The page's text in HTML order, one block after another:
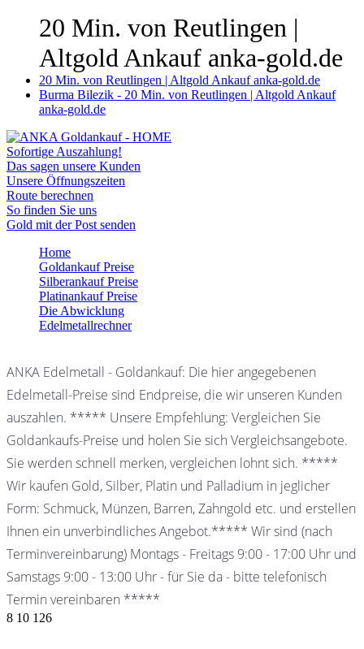
20 Min. von Reutlingen |
Altgold Ankauf anka-gold.de
20 Min. von Reutlingen | Altgold Ankauf anka-gold.de
Burma Bilezik - 20 Min. von Reutlingen | Altgold Ankauf
anka-gold.de
Sofortige Auszahlung!
Das sagen unsere Kunden
Unsere Öffnungszeiten
Route berechnen
So finden Sie uns
Gold mit der Post senden
Home
Goldankauf Preise
Silberankauf Preise
Platinankauf Preise
Die Abwicklung
Edelmetallrechner
ANKA Edelmetall - Goldankauf: Die hier angegebenen
Edelmetall-Preise sind Endpreise, die wir unseren Kunden
auszahlen. ***** Unsere Empfehlung: Vergleichen Sie
Goldankaufs-Preise und holen Sie sich Vergleichsangebote.
Sie werden schnell merken, vergleichen lohnt sich. *****
Wir kaufen Gold, Silber, Platin und Palladium in jeglicher
Form: Schmuck, Münzen, Barren, Zahngold etc. und erstellen
Ihnen ein unverbindliches Angebot.***** Wir sind (nach
Terminvereinbarung) Montags - Freitags 9:00 - 17:00 Uhr und
Samstags 9:00 - 13:00 Uhr - für Sie da - bitte telefonisch
Termin vereinbaren *****
8 10 126